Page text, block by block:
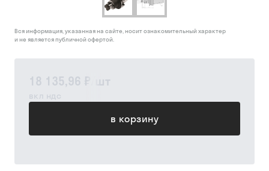
18 135,96 ₽ шт
вкл ндс
в корзину
Вся информация, указанная на сайте, носит ознакомительный характер
и не является публичной офертой.